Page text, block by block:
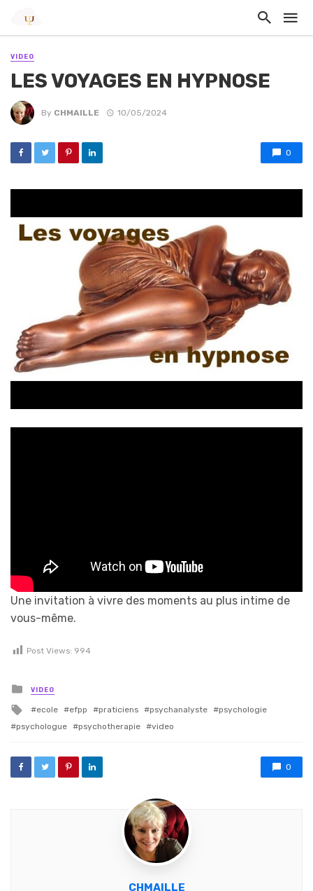
VIDEO
LES VOYAGES EN HYPNOSE
By CHMAILLE 10/05/2024
0
Une invitation à vivre des moments au plus intime de
vous-même.
Post Views: 994
Posted in
VIDEO
Tagged with
ecole efpp praticiens psychanalyste
psychologie
psychologue
psychotherapie video
0
CHMAILLE